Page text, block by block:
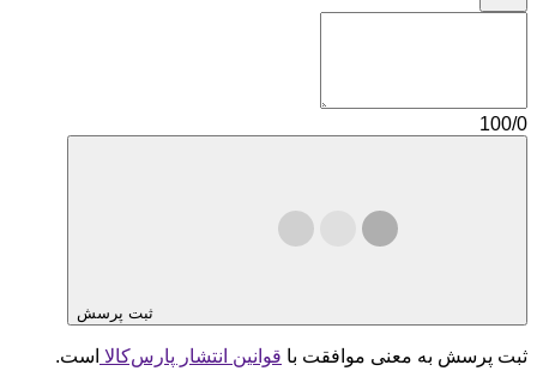
100/0
ثبت پرسش
ثبت پرسش به معنی موافقت با قوانین انتشار پارس‌کالا است.